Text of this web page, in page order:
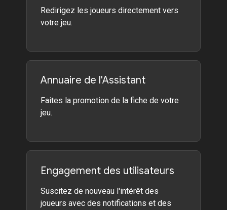
Redirigez les joueurs directement vers
votre jeu.
Annuaire de l'Assistant
Faites la promotion de la fiche de votre
jeu.
Engagement des utilisateurs
Suscitez de nouveau l'intérêt des
joueurs avec des notifications et des